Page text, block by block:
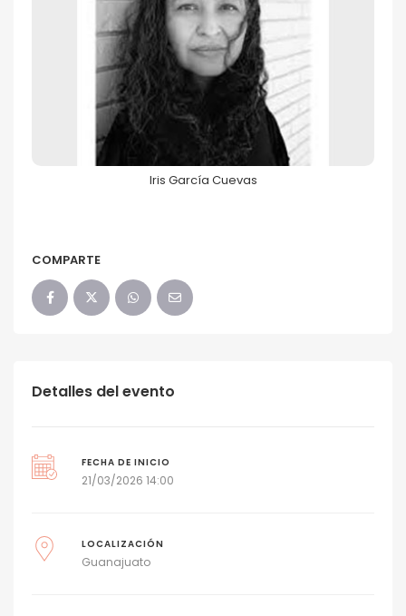
Iris García Cuevas
68FILUG 2026
Iris García Cuevas
COMPARTE
Detalles del evento
FECHA DE INICIO
21/03/2026 14:00
LOCALIZACIÓN
Guanajuato